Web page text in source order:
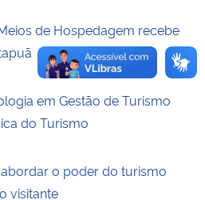
de Hospedagem recebe
em Gestão de Turismo
do Turismo
o poder do turismo
visitante